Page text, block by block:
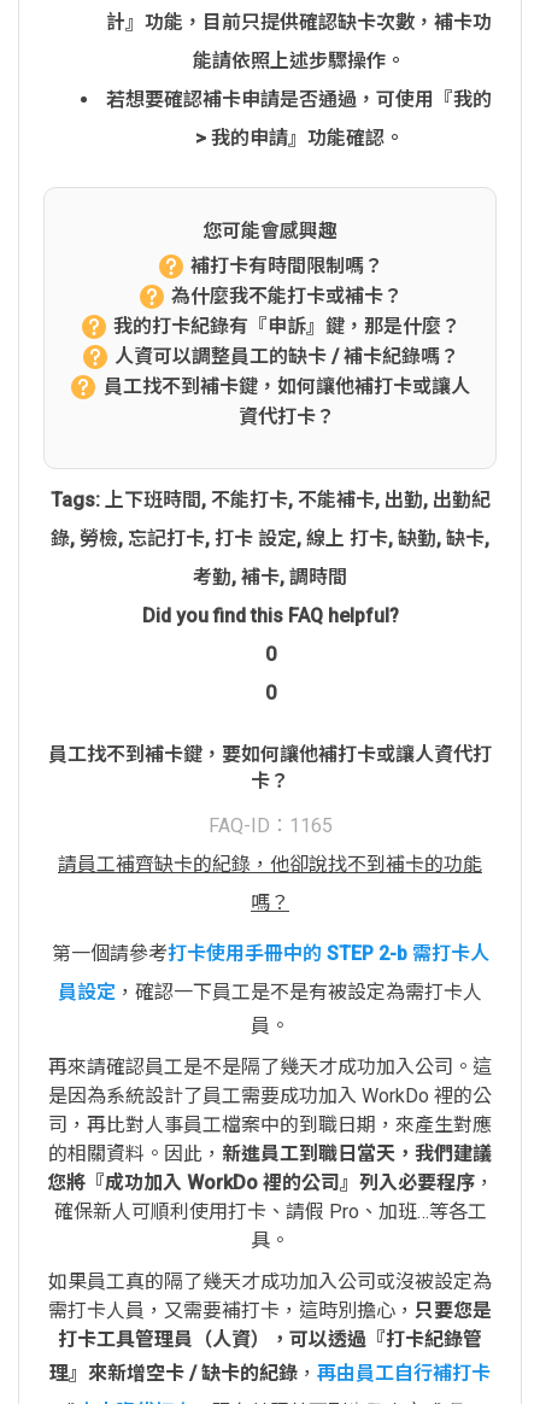
計』功能，目前只提供確認缺卡次數，補卡功
能請依照上述步驟操作。
若想要確認補卡申請是否通過，可使用『我的
> 我的申請』功能確認。
您可能會感興趣
補打卡有時間限制嗎？
為什麼我不能打卡或補卡？
我的打卡紀錄有『申訴』鍵，那是什麼？
人資可以調整員工的缺卡 / 補卡紀錄嗎？
員工找不到補卡鍵，如何讓他補打卡或讓人
資代打卡？
Tags: 上下班時間 , 不能打卡, 不能補卡, 出勤, 出勤紀
錄, 勞檢, 忘記打卡, 打卡 設定, 線上 打卡, 缺勤, 缺卡,
考勤, 補卡, 調時間
Did you find this FAQ helpful?
0
0
員工找不到補卡鍵，要如何讓他補打卡或讓人資代打
卡？
FAQ-ID：1165
請員工補齊缺卡的紀錄，他卻說找不到補卡的功能
嗎？
第一個請參考打卡使用手冊中的 STEP 2-b 需打卡人
員設定 ，確認一下員工是不是有被設定為需打卡人
員。
再來請確認員工是不是隔了幾天才成功加入公司。這
是因為系統設計了員工需要成功加入 WorkDo 裡的公
司，再比對人事員工檔案中的到職日期，來產生對應
的相關資料。因此， 新進員工到職日當天，我們建議
您將『成功加入 WorkDo 裡的公司』列入必要程序，
確保新人可順利使用打卡、請假 Pro、加班…等各工
具。
如果員工真的隔了幾天才成功加入公司或沒被設定為
需打卡人員，又需要補打卡，這時別擔心， 只要您是
打卡工具管理員（人資），可以透過『打卡紀錄管
理』來新增空卡 / 缺卡的紀錄 ， 再由員工自行補打卡